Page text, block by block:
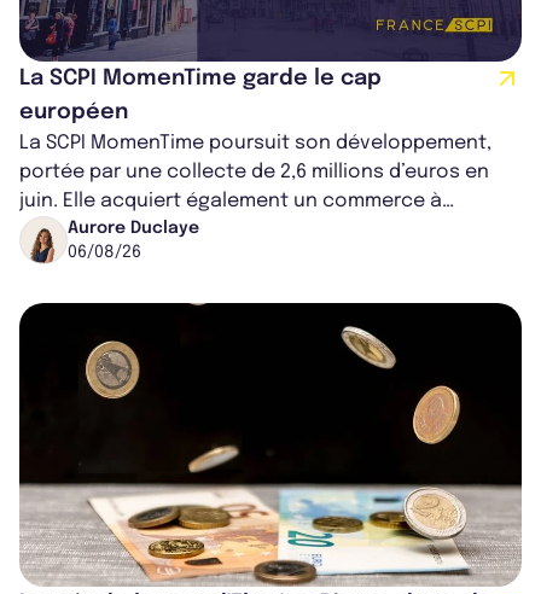
La SCPI MomenTime garde le cap
européen
La SCPI MomenTime poursuit son développement,
portée par une collecte de 2,6 millions d’euros en
juin. Elle acquiert également un commerce à
Worcester, place une plateforme logisti...
Aurore Duclaye
06/08/26